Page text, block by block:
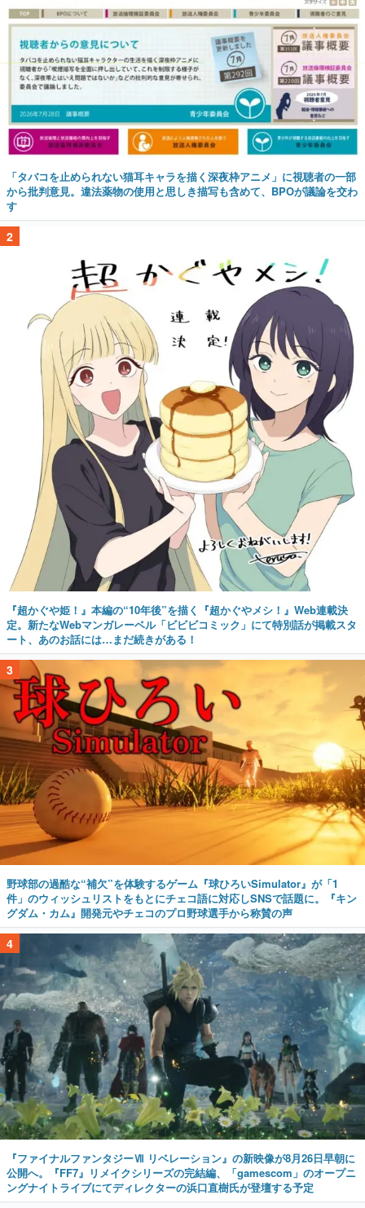
「タバコを止められない猫耳キャラを描く深夜枠アニメ」に視聴者の一部
から批判意見。違法薬物の使用と思しき描写も含めて、BPOが議論を交わ
す
2
『超かぐや姫！』本編の“10年後”を描く『超かぐやメシ！』Web連載決
定。新たなWebマンガレーベル「ビビビコミック」にて特別話が掲載スタ
ート、あのお話には…まだ続きがある！
3
野球部の過酷な“補欠”を体験するゲーム『球ひろいSimulator』が「1
件」のウィッシュリストをもとにチェコ語に対応しSNSで話題に。『キン
グダム・カム』開発元やチェコのプロ野球選手から称賛の声
4
『ファイナルファンタジーⅦ リベレーション』の新映像が8月26日早朝に
公開へ。『FF7』リメイクシリーズの完結編、「gamescom」のオープニ
ングナイトライブにてディレクターの浜口直樹氏が登壇する予定